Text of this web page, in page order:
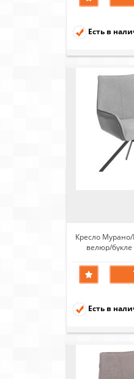
Есть в
Кресло
велюр/букле
Есть в